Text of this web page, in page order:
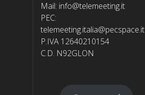
Mail: info@telemeeting.it
PEC:
telemeeting.italia@pecspace.it
P.IVA 12640210154
C.D. N92GLON